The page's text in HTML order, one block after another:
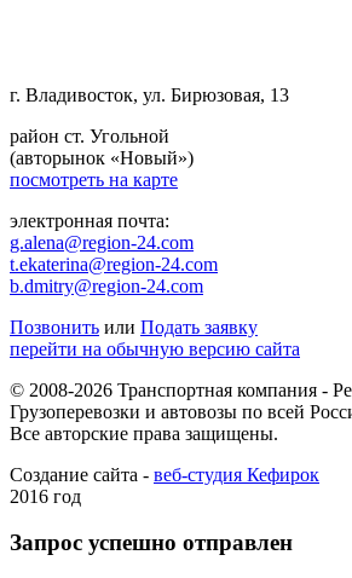
г. Владивосток, ул. Бирюзовая, 13
район ст. Угольной
(авторынок «Новый»)
посмотреть на карте
электронная почта:
g.alena@region-24.com
t.ekaterina@region-24.com
b.dmitry@region-24.com
Позвонить или Подать заявку
перейти на обычную версию сайта
© 2008-2026 Транспортная компания -
Грузоперевозки и автовозы по всей
Все авторские права защищены.
Создание сайта - веб-студия Кефирок
2016 год
Запрос успешно отправлен